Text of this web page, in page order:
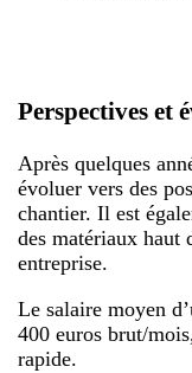
Perspectives et
Après quelques
évoluer vers des
chantier. Il est
des matériaux haut
entreprise.
Le salaire moyen
400 euros brut/
rapide.